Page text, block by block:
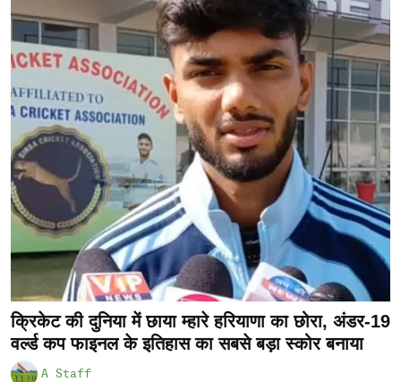
क्रिकेट की दुनिया में छाया म्हारे हरियाणा का छोरा, अंडर-19
वर्ल्ड कप फाइनल के इतिहास का सबसे बड़ा स्कोर बनाया
A Staff